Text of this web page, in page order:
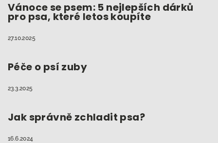
Vánoce se psem: 5 nejlepších dárků
pro psa, které letos koupíte
27.10.2025
Péče o psí zuby
23.3.2025
Jak správně zchladit psa?
16.6.2024